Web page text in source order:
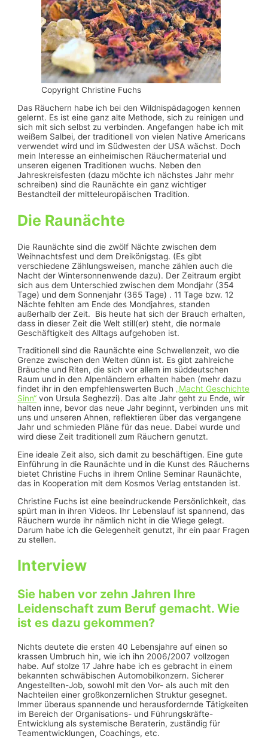
Copyright Christine Fuchs
Das Räuchern habe ich bei den Wildnispädagogen kennen
gelernt. Es ist eine ganz alte Methode, sich zu reinigen und
sich mit sich selbst zu verbinden. Angefangen habe ich mit
weißem Salbei, der traditionell von vielen Native Americans
verwendet wird und im Südwesten der USA wächst. Doch
mein Interesse an einheimischen Räuchermaterial und
unseren eigenen Traditionen wuchs. Neben den
Jahreskreisfesten (dazu möchte ich nächstes Jahr mehr
schreiben) sind die Raunächte ein ganz wichtiger
Bestandteil der mitteleuropäischen Tradition.
Die Raunächte
Die Raunächte sind die zwölf Nächte zwischen dem
Weihnachtsfest und dem Dreikönigstag. (Es gibt
verschiedene Zählungsweisen, manche zählen auch die
Nacht der Wintersonnenwende dazu). Der Zeitraum ergibt
sich aus dem Unterschied zwischen dem Mondjahr (354
Tage) und dem Sonnenjahr (365 Tage) . 11 Tage bzw. 12
Nächte fehlten am Ende des Mondjahres, standen
außerhalb der Zeit. Bis heute hat sich der Brauch erhalten,
dass in dieser Zeit die Welt still(er) steht, die normale
Geschäftigkeit des Alltags aufgehoben ist.
Traditionell sind die Raunächte eine Schwellenzeit, wo die
Grenze zwischen den Welten dünn ist. Es gibt zahlreiche
Bräuche und Riten, die sich vor allem im süddeutschen
Raum und in den Alpenländern erhalten haben (mehr dazu
findet ihr in den empfehlenswerten Buch „Macht Geschichte
Sinn“ von Ursula Seghezzi). Das alte Jahr geht zu Ende, wir
halten inne, bevor das neue Jahr beginnt, verbinden uns mit
uns und unseren Ahnen, reflektieren über das vergangene
Jahr und schmieden Pläne für das neue. Dabei wurde und
wird diese Zeit traditionell zum Räuchern genutzt.
Eine ideale Zeit also, sich damit zu beschäftigen. Eine gute
Einführung in die Raunächte und in die Kunst des Räucherns
bietet Christine Fuchs in ihrem Online Seminar Raunächte,
das in Kooperation mit dem Kosmos Verlag entstanden ist.
Christine Fuchs ist eine beeindruckende Persönlichkeit, das
spürt man in ihren Videos. Ihr Lebenslauf ist spannend, das
Räuchern wurde ihr nämlich nicht in die Wiege gelegt.
Darum habe ich die Gelegenheit genutzt, ihr ein paar Fragen
zu stellen.
Interview
Sie haben vor zehn Jahren Ihre
Leidenschaft zum Beruf gemacht. Wie
ist es dazu gekommen?
Nichts deutete die ersten 40 Lebensjahre auf einen so
krassen Umbruch hin, wie ich ihn 2006/2007 vollzogen
habe. Auf stolze 17 Jahre habe ich es gebracht in einem
bekannten schwäbischen Automobilkonzern. Sicherer
Angestellten-Job, sowohl mit den Vor- als auch mit den
Nachteilen einer großkonzernlichen Struktur gesegnet.
Immer überaus spannende und herausfordernde Tätigkeiten
im Bereich der Organisations- und Führungskräfte-
Entwicklung als systemische Beraterin, zuständig für
Teamentwicklungen, Coachings, etc.